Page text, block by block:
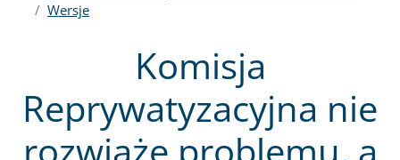
Wersje
Komisja
Reprywatyzacyjna nie